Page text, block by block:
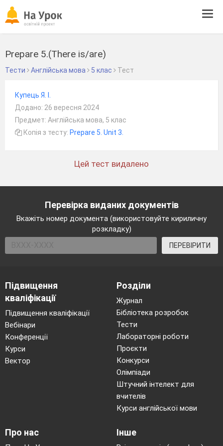
Prepare 5.(There is/are)
Тести Англійська мова 5 клас Тест
Купець Я. І.
Додано: 26 вересня 2024
Предмет: Англійська мова, 5 клас
Копія з тесту: Prepare 5. Unit 3.
Цей тест видалено
Перевірка виданих документів
Вкажіть номер документа (використовуйте кириличну
розкладку)
ПЕРЕВІРИТИ
Підвищення
кваліфікації
Підвищення кваліфікації
Вебінари
Конференції
Курси
Вектор
Розділи
Журнал
Бібліотека розробок
Тести
Лабораторні роботи
Проєкти
Конкурси
Олімпіади
Штучний інтелект для
вчителів
Курси англійської мови
Про нас Інше